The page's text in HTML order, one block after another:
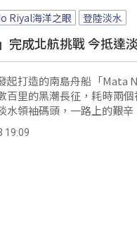
Riyal海洋之眼 登陸淡水
完成北航挑戰 今抵達
起打造的南島舟船「Mata
百里的黑潮長征，耗時兩
水領袖碼頭，一路上的艱辛
19:09